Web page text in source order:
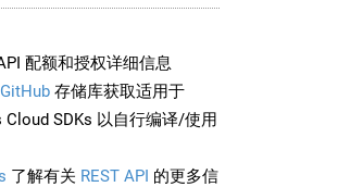
配额和授权详细信息
存储库获取适用于
SDKs 以自行编译/使用
了解有关 REST API 的更多信